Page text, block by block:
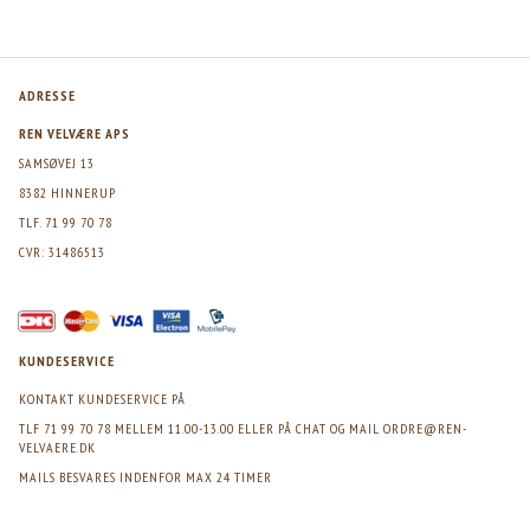
ADRESSE
REN VELVÆRE APS
SAMSØVEJ 13
8382 HINNERUP
TLF. 71 99 70 78
CVR: 31486513
KUNDESERVICE
KONTAKT KUNDESERVICE PÅ
TLF 71 99 70 78 MELLEM 11.00-13.00 ELLER PÅ CHAT OG MAIL ORDRE@REN-
VELVAERE.DK
MAILS BESVARES INDENFOR MAX 24 TIMER